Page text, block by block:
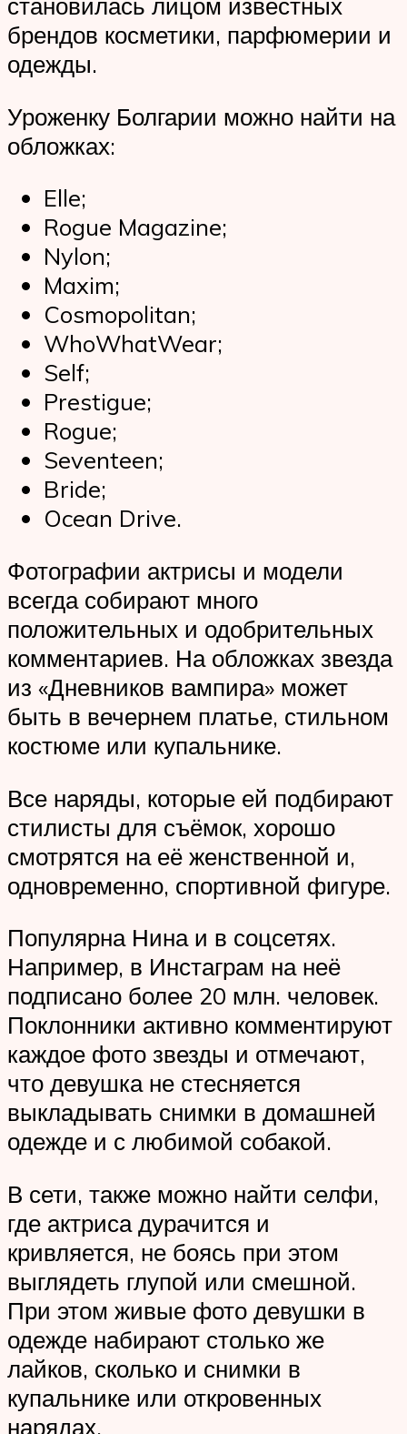
брендов косметики, парфюмерии и
одежды.
Уроженку Болгарии можно найти на
обложках:
Elle;
Rogue Magazine;
Nylon;
Maxim;
Cosmopolitan;
WhoWhatWear;
Self;
Prestigue;
Rogue;
Seventeen;
Bride;
Ocean Drive.
Фотографии актрисы и модели
всегда собирают много
положительных и одобрительных
комментариев. На обложках звезда
из «Дневников вампира» может
быть в вечернем платье, стильном
костюме или купальнике.
Все наряды, которые ей подбирают
стилисты для съёмок, хорошо
смотрятся на её женственной и,
одновременно, спортивной фигуре.
Популярна Нина и в соцсетях.
Например, в Инстаграм на неё
подписано более 20 млн. человек.
Поклонники активно комментируют
каждое фото звезды и отмечают,
что девушка не стесняется
выкладывать снимки в домашней
одежде и с любимой собакой.
В сети, также можно найти селфи,
где актриса дурачится и
кривляется, не боясь при этом
выглядеть глупой или смешной.
При этом живые фото девушки в
одежде набирают столько же
лайков, сколько и снимки в
купальнике или откровенных
нарядах.